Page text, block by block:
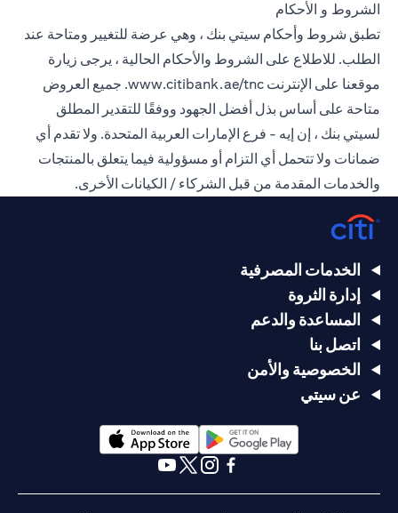
الشروط و الأحكام
تطبق شروط وأحكام سيتي بنك ، وهي عرضة للتغيير ومتاحة عند
الطلب. للاطلاع على الشروط والأحكام الحالية ، يرجى زيارة
موقعنا على الإنترنت www.citibank.ae/tnc. جميع العروض
متاحة على أساس بذل أفضل الجهود ووفقًا للتقدير المطلق
لسيتي بنك ، إن إيه - فرع الإمارات العربية المتحدة. ولا تقدم أي
ضمانات ولا تتحمل أي التزام أو مسؤولية فيما يتعلق بالمنتجات
والخدمات المقدمة من قبل الشركاء / الكيانات الأخرى.
الخدمات المصرفية
إدارة الثروة
المساعدة والدعم
اتصل بنا
الخصوصية والأمن
عن سيتي
(opens in a new tab)